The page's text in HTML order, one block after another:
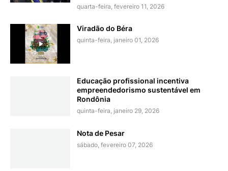
quarta-feira, fevereiro 11, 2026
Viradão do Béra
quinta-feira, janeiro 01, 2026
Educação profissional incentiva
empreendedorismo sustentável em
Rondônia
quinta-feira, janeiro 29, 2026
Nota de Pesar
sábado, fevereiro 07, 2026